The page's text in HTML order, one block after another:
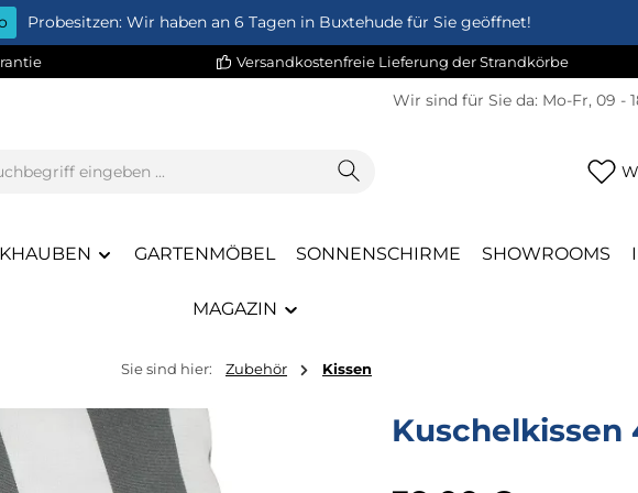
Probesitzen: Wir haben an 6 Tagen in Buxtehude für Sie geöffnet!
Versandkostenfreie Lieferung der Strandkörbe
Wir sind für Sie da: Mo-Fr, 09 -
GARTENMÖBEL SONNENSCHIRME SHOWROOMS
MAGAZIN
Sie sind hier: Zubehör Kissen
Kuschelkissen